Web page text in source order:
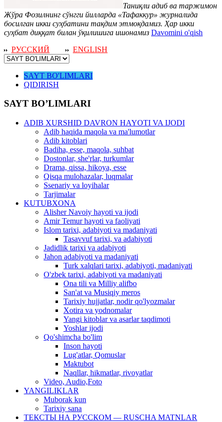
Таниқли адиб ва таржимон
Жўра Фозилнинг сўнгги йилларда «Тафаккур» журналида
босилган икки суҳбатини тақдим этмоқдамиз. Ҳар икки
суҳбат диққат билан ўқилишига ишонамиз Davomini o'qish
РУССКИЙ
ENGLISH
SAYT BO'LIMLARI
QIDIRISH
SAYT BO’LIMLARI
ADIB XURSHID DAVRON HAYOTI VA IJODI
Adib haqida maqola va ma'lumotlar
Adib kitoblari
Badiha, esse, maqola, suhbat
Dostonlar, she'rlar, turkumlar
Drama, qissa, hikoya, esse
Qisqa mulohazalar, luqmalar
Ssenariy va loyihalar
Tarjimalar
KUTUBXONA
Alisher Navoiy hayoti va ijodi
Amir Temur hayoti va faoliyati
Islom tarixi, adabiyoti va madaniyati
Tasavvuf tarixi, va adabiyoti
Jadidlik tarixi va adabiyoti
Jahon adabiyoti va madaniyati
Turk xalqlari tarixi, adabiyoti, madaniyati
O'zbek tarixi, adabiyoti va madaniyati
Ona tili va Milliy alifbo
San'at va Musiqiy meros
Tarixiy hujjatlar, nodir qo'lyozmalar
Xotira va yodnomalar
Yangi kitoblar va asarlar taqdimoti
Yoshlar ijodi
Qo'shimcha bo'lim
Inson hayoti
Lug'atlar, Qomuslar
Maktubot
Naqllar, hikmatlar, rivoyatlar
Video, Audio,Foto
YANGILIKLAR
Muborak kun
Tarixiy sana
ТЕКСТЫ НА РУССКОМ — RUSCHA MATNLAR